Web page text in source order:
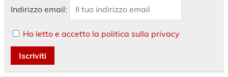
Indirizzo email:
Ho letto e accetto la politica sulla privacy